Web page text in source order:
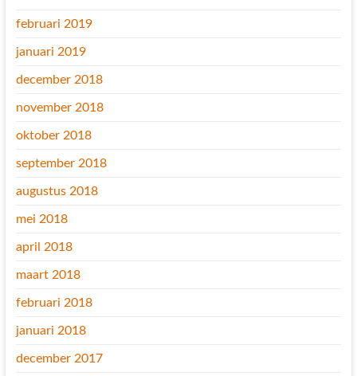
februari 2019
januari 2019
december 2018
november 2018
oktober 2018
september 2018
augustus 2018
mei 2018
april 2018
maart 2018
februari 2018
januari 2018
december 2017